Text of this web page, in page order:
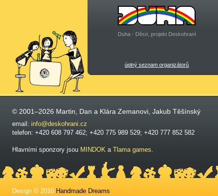
Duha - Děsír, projekt Deskohraní
úplný seznam organizátorů
© 2001–2026 Martin, Dan a Klára Zemanovi, Jakub Těšínský
email: info@deskohrani.cz
telefon: +420 608 797 462; +420 775 989 529; +420 777 852 582
Hlavními sponzory jsou MINDOK a Tlama games.
Design © 2010 Handmade Dreams